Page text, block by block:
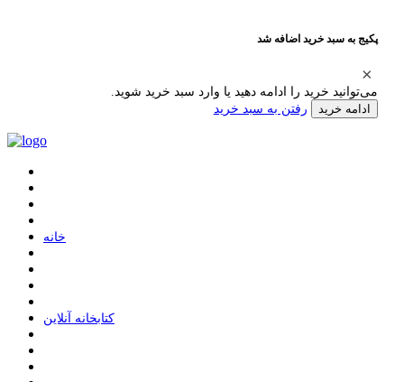
پکیج به سبد خرید اضافه شد
می‌توانید خرید را ادامه دهید یا وارد سبد خرید شوید.
ادامه خرید رفتن به سبد خرید
ﺧﺎﻧﻪ
ﮐﺘﺎﺑﺨﺎﻧﻪ ﺁﻧﻼﯾﻦ